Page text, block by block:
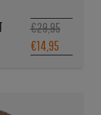
€29,95
€14,95